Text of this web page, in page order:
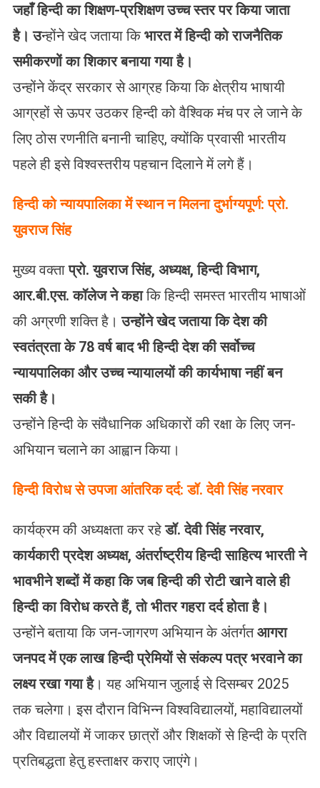
जहाँ हिन्दी का शिक्षण-प्रशिक्षण उच्च स्तर पर किया जाता
है। उन्होंने खेद जताया किभारत में हिन्दी को राजनैतिक
समीकरणों का शिकार बनाया गया है।
उन्होंने केंद्र सरकार से आग्रह किया कि क्षेत्रीय भाषायी
आग्रहों से ऊपर उठकर हिन्दी को वैश्विक मंच पर ले जाने के
लिए ठोस रणनीति बनानी चाहिए, क्योंकि प्रवासी भारतीय
पहले ही इसे विश्वस्तरीय पहचान दिलाने में लगे हैं।
हिन्दी को न्यायपालिका में स्थान न मिलना दुर्भाग्यपूर्ण: प्रो.
युवराज सिंह
मुख्य वक्ताप्रो. युवराज सिंह, अध्यक्ष, हिन्दी विभाग,
आर.बी.एस. कॉलेज ने कहाकि हिन्दी समस्त भारतीय भाषाओं
की अग्रणी शक्ति है।उन्होंने खेद जताया कि देश की
स्वतंत्रता के 78 वर्ष बाद भी हिन्दी देश की सर्वोच्च
न्यायपालिका और उच्च न्यायालयों की कार्यभाषा नहीं बन
सकी है।
उन्होंने हिन्दी के संवैधानिक अधिकारों की रक्षा के लिए जन-
अभियान चलाने का आह्वान किया।
हिन्दी विरोध से उपजा आंतरिक दर्द: डॉ. देवी सिंह नरवार
कार्यक्रम की अध्यक्षता कर रहेडॉ. देवी सिंह नरवार,
कार्यकारी प्रदेश अध्यक्ष, अंतर्राष्ट्रीय हिन्दी साहित्य भारती ने
भावभीने शब्दों में कहा कि जब हिन्दी की रोटी खाने वाले ही
हिन्दी का विरोध करते हैं, तो भीतर गहरा दर्द होता है।
उन्होंने बताया कि जन-जागरण अभियान के अंतर्गतआगरा
जनपद में एक लाख हिन्दी प्रेमियों से संकल्प पत्र भरवाने का
लक्ष्य रखा गया है। यह अभियान जुलाई से दिसम्बर 2025
तक चलेगा। इस दौरान विभिन्न विश्वविद्यालयों, महाविद्यालयों
और विद्यालयों में जाकर छात्रों और शिक्षकों से हिन्दी के प्रति
प्रतिबद्धता हेतु हस्ताक्षर कराए जाएंगे।